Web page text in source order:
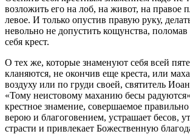
возложить его на лоб, на живот, на правое
левое. И только опустив правую руку,
невольно не допустить кощунства,
себя крест.
О тех же, которые знаменуют себя всей
кланяются, не окончив еще креста, или
воздуху или по груди своей, святитель
«Тому неистовому маханию бесы
крестное знамение, совершаемое
верою и благоговением, устрашает бесов,
страсти и привлекает Божественную